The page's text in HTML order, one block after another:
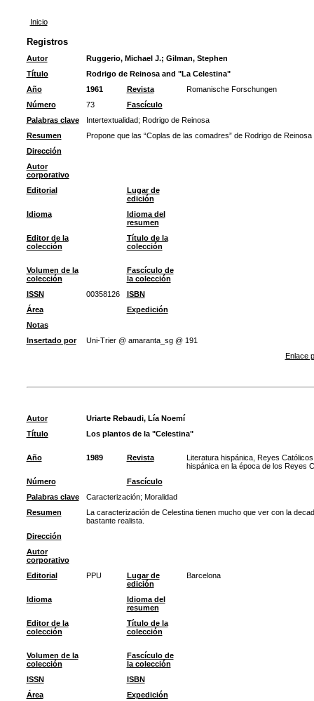
Inicio
Registros
Autor Ruggerio, Michael J.; Gilman, Stephen
Título
Rodrigo de Reinosa and "La Celestina"
Año
1961 Revista
Romanische Forschungen
Número
73
Fascículo
Palabras clave
Intertextualidad; Rodrigo de Reinosa
Resumen
Propone que las “Coplas de las comadres” de Rodrigo de
Dirección
Autor
corporativo
Editorial
Lugar de
edición
Idioma
Idioma del
resumen
Editor de la
colección
Título de la
colección
Volumen de la
colección
Fascículo de
la colección
ISSN
00358126
ISBN
Área
Expedición
Notas
Insertado por
Uni-Trier @ amaranta_sg @ 191
Enlace
Autor
Uriarte Rebaudi, Lía Noemí
Título
Los plantos de la "Celestina"
Año 1989 Revista
Literatura hispánica, Reyes
hispánica en la época de los Reyes
Número
Fascículo
Palabras clave
Caracterización; Moralidad
Resumen
La caracterización de Celestina tienen mucho que ver con la
bastante realista.
Dirección
Autor
corporativo
Editorial
PPU
Lugar de
edición
Barcelona
Idioma
Idioma del
resumen
Editor de la
colección
Título de la
colección
Volumen de la
colección
Fascículo de
la colección
ISSN
ISBN
Área
Expedición